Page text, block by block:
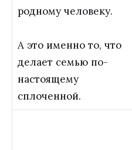
родному человеку.
А это именно то, что
делает семью по-
настоящему
сплоченной.